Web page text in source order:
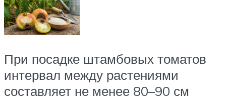
При посадке штамбовых томатов
интервал между растениями
составляет не менее 80–90 см